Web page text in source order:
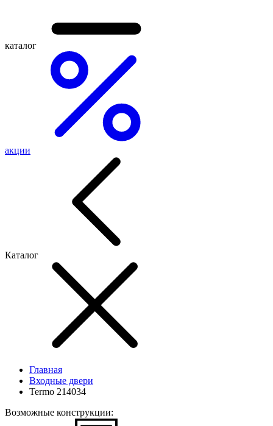
каталог
акции
Каталог
Главная
Входные двери
Termo 214034
Возможные конструкции: